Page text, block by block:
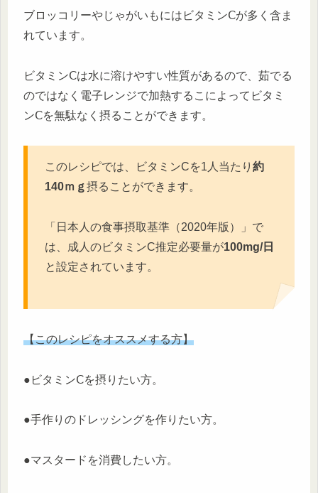
ブロッコリーやじゃがいもにはビタミンⅭが多く含ま
れています。
ビタミンⅭは水に溶けやすい性質があるので、茹でる
のではなく電子レンジで加熱するこによってビタミ
ンⅭを無駄なく摂ることができます。
このレシピでは、ビタミンCを1人当たり 約
140ｍｇ摂ることができます。
「日本人の食事摂取基準（2020年版）」で
は、成人のビタミンC推定必要量が100mg/日
と設定されています。
【このレシピをオススメする方】
●ビタミンⅭを摂りたい方。
●手作りのドレッシングを作りたい方。
●マスタードを消費したい方。